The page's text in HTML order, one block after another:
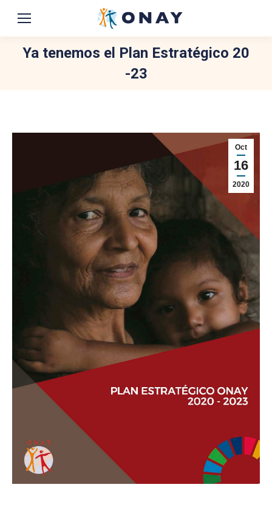
Ya tenemos el Plan Estratégico 20
-23
Oct
16
2020